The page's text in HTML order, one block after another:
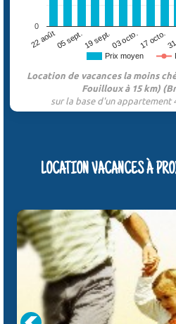
Prix moyen
22 août05 sept.19 sept.03 octo.17 octo.
0
Location de vacances la moins
Fouilloux à 15 km)
sur la base d'un appartement
LOCATION VACANCES À